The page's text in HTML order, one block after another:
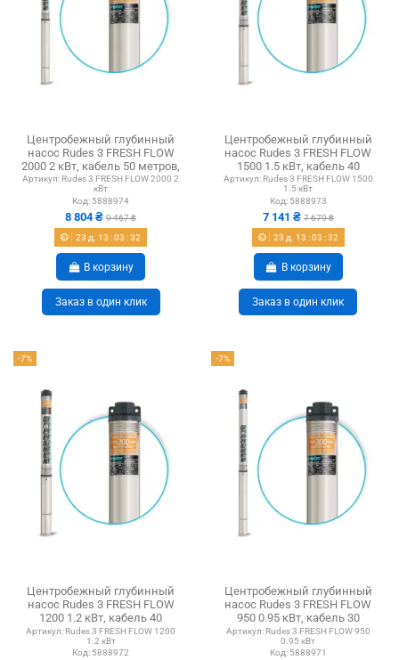
Центробежный глубинный
насос Rudes 3 FRESH FLOW
2000 2 кВт, кабель 50 метров,
евровилка
Артикул: Rudes 3 FRESH FLOW 2000 2
кВт
Код: 5888974
8 804 ₴9 467 ₴
23 д. 13 :03 :31
В корзину
Заказ в один клик
Центробежный глубинный
насос Rudes 3 FRESH FLOW
1500 1.5 кВт, кабель 40
метров, евровилка
Артикул: Rudes 3 FRESH FLOW 1500
1.5 кВт
Код: 5888973
7 141 ₴ 7 679 ₴
23 д. 13 :03 :31
В корзину
Заказ в один клик
-7%
Центробежный глубинный
насос Rudes 3 FRESH FLOW
1200 1.2 кВт, кабель 40
метров, евровилка
Артикул: Rudes 3 FRESH FLOW 1200
1.2 кВт
Код: 5888972
-7%
Центробежный глубинный
насос Rudes 3 FRESH FLOW
950 0.95 кВт, кабель 30
метров, евровилка
Артикул: Rudes 3 FRESH FLOW 950
0.95 кВт
Код: 5888971